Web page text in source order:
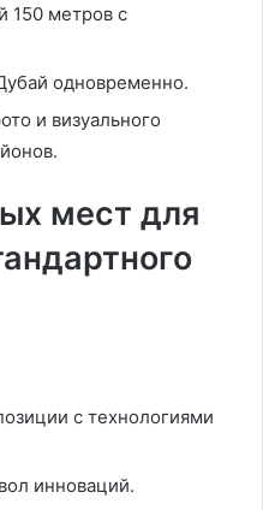
150 метров с
одновременно.
и визуального
мест для
с технологиями
инноваций.